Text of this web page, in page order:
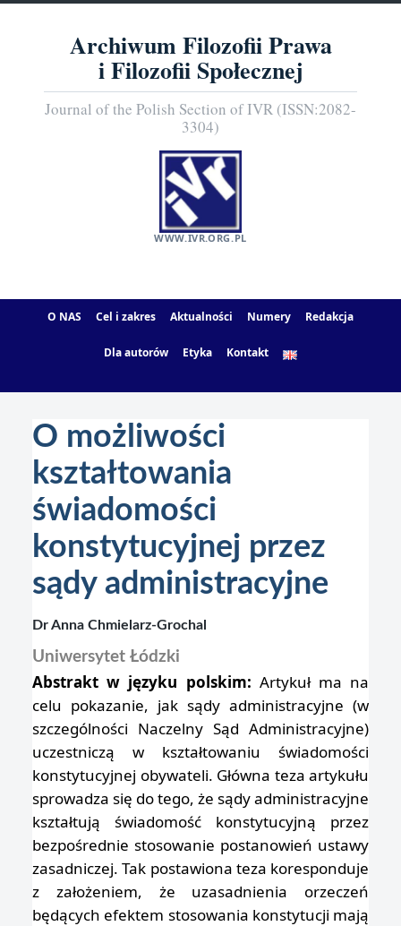
Archiwum Filozofii Prawa
i Filozofii Społecznej
Journal of the Polish Section of IVR (ISSN:2082-
3304)
WWW.IVR.ORG.PL
O NAS Cel i zakres Aktualności Numery Redakcja
Dla autorów Etyka Kontakt
O możliwości
kształtowania
świadomości
konstytucyjnej przez
sądy administracyjne
Dr Anna Chmielarz-Grochal
Uniwersytet Łódzki
Abstrakt w języku polskim: Artykuł ma na
celu pokazanie, jak sądy administracyjne (w
szczególności Naczelny Sąd Administracyjne)
uczestniczą w kształtowaniu świadomości
konstytucyjnej obywateli. Główna teza artykułu
sprowadza się do tego, że sądy administracyjne
kształtują świadomość konstytucyjną przez
bezpośrednie stosowanie postanowień ustawy
zasadniczej. Tak postawiona teza koresponduje
z założeniem, że uzasadnienia orzeczeń
będących efektem stosowania konstytucji mają